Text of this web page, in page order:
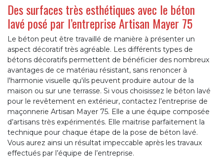
Des surfaces très esthétiques avec le béton
lavé posé par l’entreprise Artisan Mayer 75
Le béton peut être travaillé de manière à présenter un
aspect décoratif très agréable. Les différents types de
bétons décoratifs permettent de bénéficier des nombreux
avantages de ce matériau résistant, sans renoncer à
l'harmonie visuelle qu'ils peuvent produire autour de la
maison ou sur une terrasse. Si vous choisissez le béton lavé
pour le revêtement en extérieur, contactez l’entreprise de
maçonnerie Artisan Mayer 75. Elle a une équipe composée
d’artisans très expérimentés. Elle maitrise parfaitement la
technique pour chaque étape de la pose de béton lavé.
Vous aurez ainsi un résultat impeccable après les travaux
effectués par l’équipe de l’entreprise.